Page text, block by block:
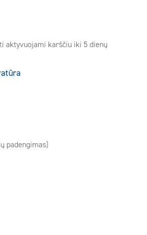
aktyvuojami karščiu iki 5 dienų
padengimas)